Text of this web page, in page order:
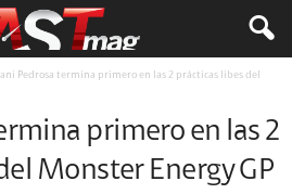
Pedrosa termina primero en las 2 prácticas libes del
primero en las 2
Monster Energy GP